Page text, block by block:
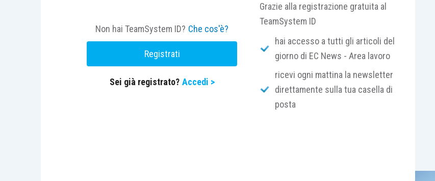
Non hai TeamSystem ID? Che cos'è?
Registrati
Sei già registrato? Accedi >
Grazie alla registrazione gratuita al
TeamSystem ID
hai accesso a tutti gli articoli del
giorno di EC News - Area lavoro
ricevi ogni mattina la newsletter
direttamente sulla tua casella di
posta